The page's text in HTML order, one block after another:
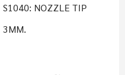
S1040: NOZZLE TIP
3MM.